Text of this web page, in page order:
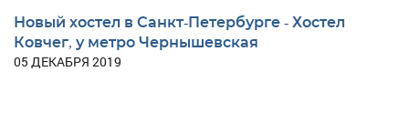
Новый хостел в Санкт-Петербурге - Хостел
Ковчег, у метро Чернышевская
05 ДЕКАБРЯ 2019